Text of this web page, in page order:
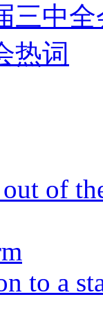
三中全
热词
of
to a